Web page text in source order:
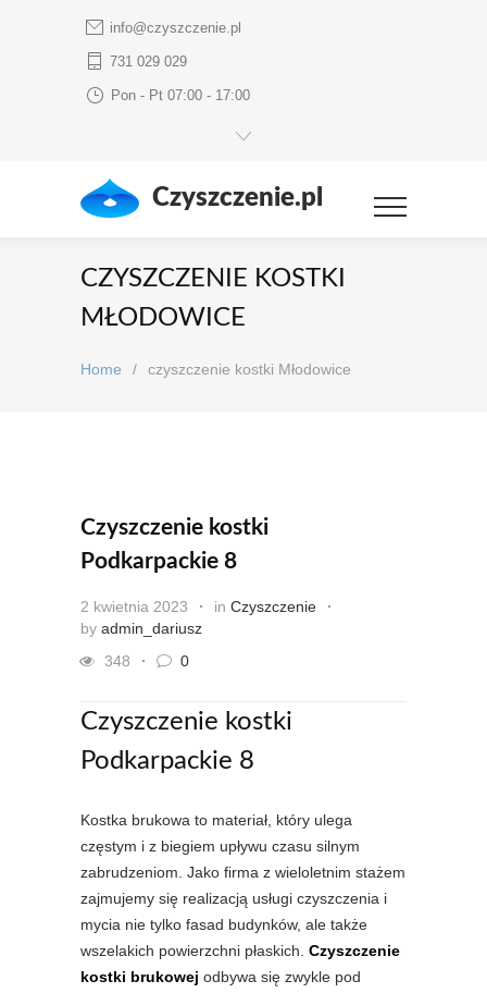
info@czyszczenie.pl
731 029 029
Pon - Pt 07:00 - 17:00
Czyszczenie.pl
CZYSZCZENIE KOSTKI
MŁODOWICE
Home / czyszczenie kostki Młodowice
Czyszczenie kostki
Podkarpackie 8
2 kwietnia 2023 in Czyszczenie
by admin_dariusz
348
0
Czyszczenie kostki
Podkarpackie 8
Kostka brukowa to materiał, który ulega
częstym i z biegiem upływu czasu silnym
zabrudzeniom. Jako firma z wieloletnim stażem
zajmujemy się realizacją usługi czyszczenia i
mycia nie tylko fasad budynków, ale także
wszelakich powierzchni płaskich. Czyszczenie
kostki brukowej odbywa się zwykle pod